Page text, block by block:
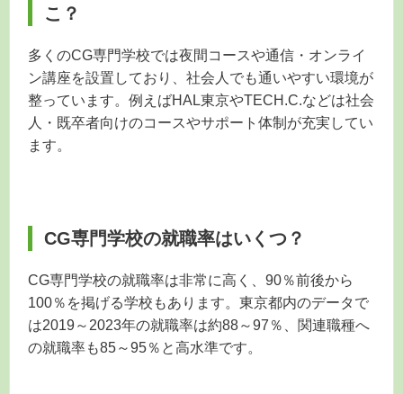
こ？
多くのCG専門学校では夜間コースや通信・オンライ
ン講座を設置しており、社会人でも通いやすい環境が
整っています。例えばHAL東京やTECH.C.などは社会
人・既卒者向けのコースやサポート体制が充実してい
ます。
CG専門学校の就職率はいくつ？
CG専門学校の就職率は非常に高く、90％前後から
100％を掲げる学校もあります。東京都内のデータで
は2019～2023年の就職率は約88～97％、関連職種へ
の就職率も85～95％と高水準です。